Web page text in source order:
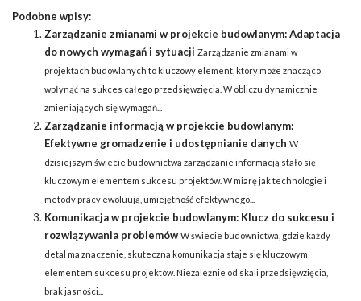
Podobne wpisy:
Zarządzanie zmianami w projekcie budowlanym: Adaptacja
do nowych wymagań i sytuacji Zarządzanie zmianami w
projektach budowlanych to kluczowy element, który może znacząco
wpłynąć na sukces całego przedsięwzięcia. W obliczu dynamicznie
zmieniających się wymagań...
Zarządzanie informacją w projekcie budowlanym:
Efektywne gromadzenie i udostępnianie danych W
dzisiejszym świecie budownictwa zarządzanie informacją stało się
kluczowym elementem sukcesu projektów. W miarę jak technologie i
metody pracy ewoluują, umiejętność efektywnego...
Komunikacja w projekcie budowlanym: Klucz do sukcesu i
rozwiązywania problemów W świecie budownictwa, gdzie każdy
detal ma znaczenie, skuteczna komunikacja staje się kluczowym
elementem sukcesu projektów. Niezależnie od skali przedsięwzięcia,
brak jasności...